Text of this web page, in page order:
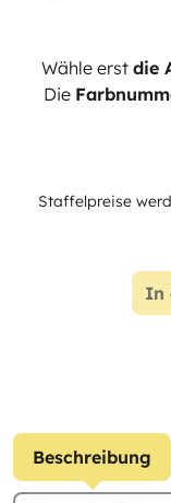
Wähle erst die
Die
Staffelpreise
In
Beschreibung